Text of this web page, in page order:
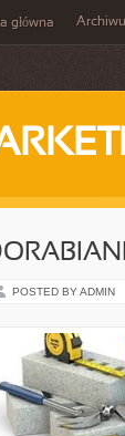
główna
POSTED BY ADMIN